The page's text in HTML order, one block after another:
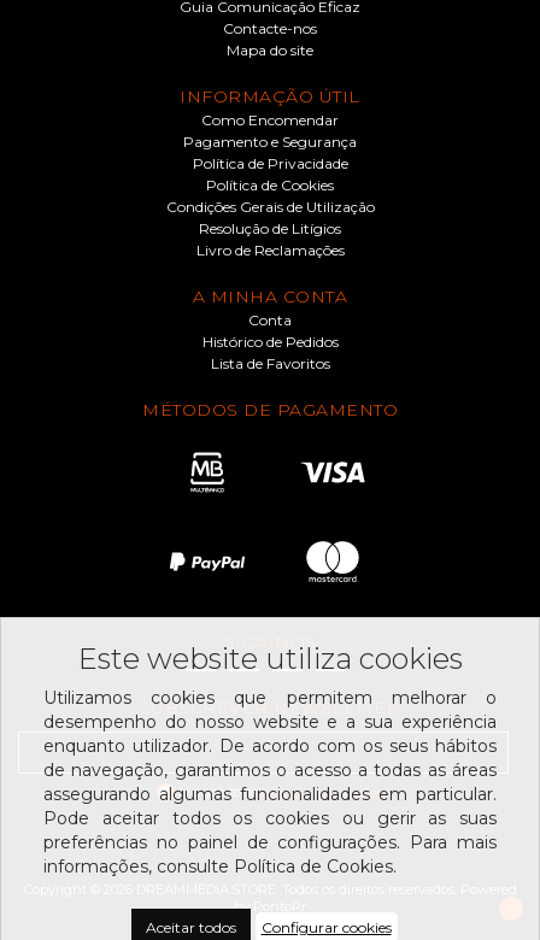
Guia Comunicação Eficaz
Contacte-nos
Mapa do site
INFORMAÇÃO ÚTIL
Como Encomendar
Pagamento e Segurança
Política de Privacidade
Política de Cookies
Condições Gerais de Utilização
Resolução de Litígios
Livro de Reclamações
A MINHA CONTA
Conta
Histórico de Pedidos
Lista de Favoritos
MÉTODOS DE PAGAMENTO
SIGA-NOS
SUBSCREVER NEWSLETTER
Li e aceito ostermos e condições
by
Este website utiliza cookies
Utilizamos cookies que permitem melhorar o
desempenho do nosso website e a sua experiência
enquanto utilizador. De acordo com os seus hábitos
de navegação, garantimos o acesso a todas as áreas
assegurando algumas funcionalidades em particular.
Pode aceitar todos os cookies ou gerir as suas
preferências no painel de configurações. Para mais
informações, consulte Política de Cookies.
Aceitar todos Configurar cookies